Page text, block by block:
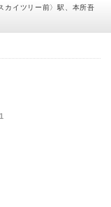
カイツリー前〉駅、本所吾